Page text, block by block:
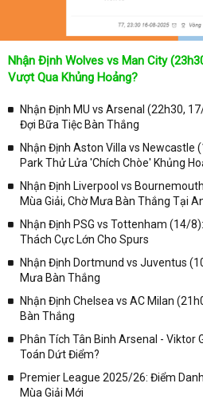
để cập nhật thông tin
Lịch thi đấu được cập nhật chính
Tại Lịch Thi Đấu của chuyên trang
chóng và chính xác nhất thời gian
trong từng giải đấu như:
✓ Giải đấu bóng đá Ngoại hạng Anh;
✓ Giải bóng Cúp C1 Châu Âu;
✓ Giải VĐQG Tây Ban Nha;
✓ VĐQG Đức;
✓ VĐQG Pháp;
✓ Liên Đoàn Anh;
✓ U23 Châu Á;
✓ Euro 2020;
✓ VLWC KV Châu Á;
Nhận Định Wolves vs Man City
Vượt Qua Khủng Hoảng?
Nhận Định MU vs Arsenal (22h30,
Đợi Bữa Tiệc Bàn Thắng
Nhận Định Aston Villa vs Newcastle
Park Thử Lửa 'Chích Chòe' Khủng
Nhận Định Liverpool vs
Mùa Giải, Chờ Mưa Bàn Thắng Tại
Nhận Định PSG vs Tottenham (14/
Thách Cực Lớn Cho Spurs
Nhận Định Dortmund vs Juventus
Mưa Bàn Thắng
Nhận Định Chelsea vs AC Milan
Bàn Thắng
Phân Tích Tân Binh Arsenal - Viktor
Toán Dứt Điểm?
Premier League 2025/26: Điểm
Mùa Giải Mới